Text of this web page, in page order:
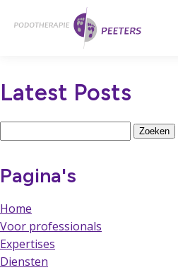
hoofdinhoud
Latest Posts
Pagina's
Home
Voor professionals
Expertises
Diensten